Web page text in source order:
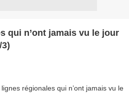
qui n’ont jamais vu le jour